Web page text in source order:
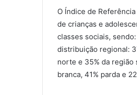
O Índice de
de crianças e
classes sociais,
distribuição regional:
norte e 35% da região
branca, 41% parda e